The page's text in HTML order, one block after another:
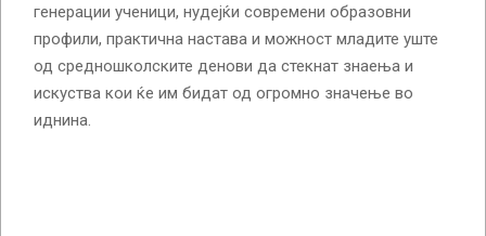
генерации ученици, нудејќи современи образовни
профили, практична настава и можност младите уште
од средношколските денови да стекнат знаења и
искуства кои ќе им бидат од огромно значење во
иднина.